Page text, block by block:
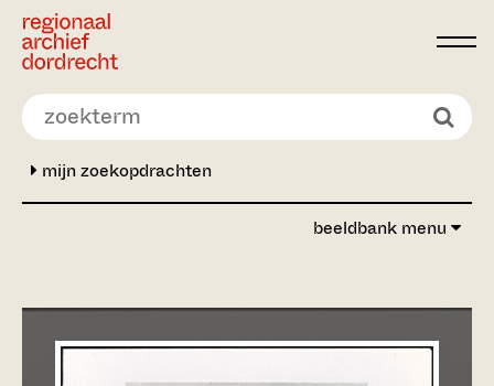
Ga direct naar de inhoud
mijn zoekopdrachten
beeldbank menu